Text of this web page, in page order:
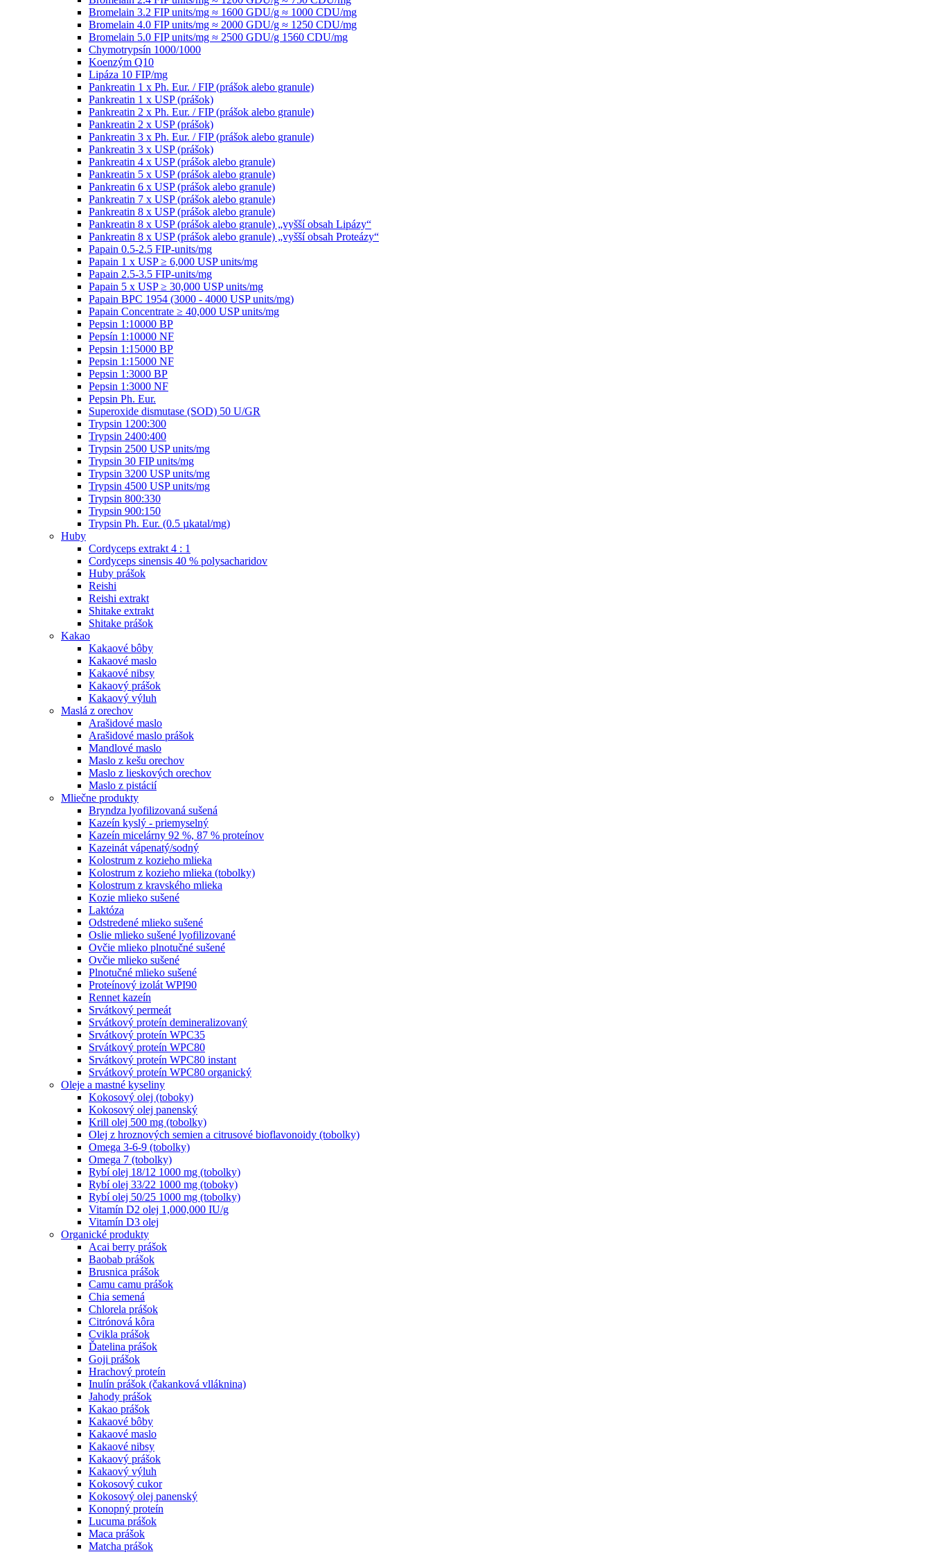
Bromelain 3.2 FIP units/mg ≈ 1600 GDU/g ≈ 1000 CDU/mg
Bromelain 4.0 FIP units/mg ≈ 2000 GDU/g ≈ 1250 CDU/mg
Bromelain 5.0 FIP units/mg ≈ 2500 GDU/g 1560 CDU/mg
Chymotrypsín 1000/1000
Koenzým Q10
Lipáza 10 FIP/mg
Pankreatin 1 x Ph. Eur. / FIP (prášok alebo granule)
Pankreatin 1 x USP (prášok)
Pankreatin 2 x Ph. Eur. / FIP (prášok alebo granule)
Pankreatin 2 x USP (prášok)
Pankreatin 3 x Ph. Eur. / FIP (prášok alebo granule)
Pankreatin 3 x USP (prášok)
Pankreatin 4 x USP (prášok alebo granule)
Pankreatin 5 x USP (prášok alebo granule)
Pankreatin 6 x USP (prášok alebo granule)
Pankreatin 7 x USP (prášok alebo granule)
Pankreatin 8 x USP (prášok alebo granule)
Pankreatin 8 x USP (prášok alebo granule) „vyšší obsah Lipázy“
Pankreatin 8 x USP (prášok alebo granule) „vyšší obsah Proteázy“
Papain 0.5-2.5 FIP-units/mg
Papain 1 x USP ≥ 6,000 USP units/mg
Papain 2.5-3.5 FIP-units/mg
Papain 5 x USP ≥ 30,000 USP units/mg
Papain BPC 1954 (3000 - 4000 USP units/mg)
Papain Concentrate ≥ 40,000 USP units/mg
Pepsin 1:10000 BP
Pepsín 1:10000 NF
Pepsin 1:15000 BP
Pepsin 1:15000 NF
Pepsin 1:3000 BP
Pepsin 1:3000 NF
Pepsin Ph. Eur.
Superoxide dismutase (SOD) 50 U/GR
Trypsin 1200:300
Trypsin 2400:400
Trypsin 2500 USP units/mg
Trypsin 30 FIP units/mg
Trypsin 3200 USP units/mg
Trypsin 4500 USP units/mg
Trypsin 800:330
Trypsin 900:150
Trypsin Ph. Eur. (0.5 µkatal/mg)
Huby
Cordyceps extrakt 4 : 1
Cordyceps sinensis 40 % polysacharidov
Huby prášok
Reishi
Reishi extrakt
Shitake extrakt
Shitake prášok
Kakao
Kakaové bôby
Kakaové maslo
Kakaové nibsy
Kakaový prášok
Kakaový výluh
Maslá z orechov
Arašidové maslo
Arašidové maslo prášok
Mandlové maslo
Maslo z kešu orechov
Maslo z lieskových orechov
Maslo z pistácií
Mliečne produkty
Bryndza lyofilizovaná sušená
Kazeín kyslý - priemyselný
Kazeín micelárny 92 %, 87 % proteínov
Kazeinát vápenatý/sodný
Kolostrum z kozieho mlieka
Kolostrum z kozieho mlieka (tobolky)
Kolostrum z kravského mlieka
Kozie mlieko sušené
Laktóza
Odstredené mlieko sušené
Oslie mlieko sušené lyofilizované
Ovčie mlieko plnotučné sušené
Ovčie mlieko sušené
Plnotučné mlieko sušené
Proteínový izolát WPI90
Rennet kazeín
Srvátkový permeát
Srvátkový proteín demineralizovaný
Srvátkový proteín WPC35
Srvátkový proteín WPC80
Srvátkový proteín WPC80 instant
Srvátkový proteín WPC80 organický
Oleje a mastné kyseliny
Kokosový olej (toboky)
Kokosový olej panenský
Krill olej 500 mg (tobolky)
Olej z hroznových semien a citrusové bioflavonoidy (tobolky)
Omega 3-6-9 (tobolky)
Omega 7 (tobolky)
Rybí olej 18/12 1000 mg (tobolky)
Rybí olej 33/22 1000 mg (toboky)
Rybí olej 50/25 1000 mg (tobolky)
Vitamín D2 olej 1,000,000 IU/g
Vitamín D3 olej
Organické produkty
Acai berry prášok
Baobab prášok
Brusnica prášok
Camu camu prášok
Chia semená
Chlorela prášok
Citrónová kôra
Cvikla prášok
Ďatelina prášok
Goji prášok
Hrachový proteín
Inulín prášok (čakanková vlláknina)
Jahody prášok
Kakao prášok
Kakaové bôby
Kakaové maslo
Kakaové nibsy
Kakaový prášok
Kakaový výluh
Kokosový cukor
Kokosový olej panenský
Konopný proteín
Lucuma prášok
Maca prášok
Matcha prášok